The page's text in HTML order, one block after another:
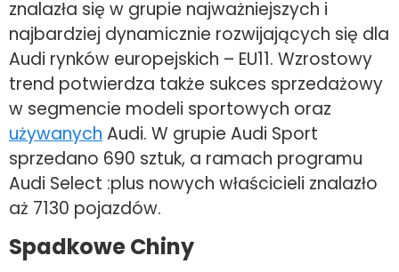
znalazła się w grupie najważniejszych i
najbardziej dynamicznie rozwijających się dla
Audi rynków europejskich – EU11. Wzrostowy
trend potwierdza także sukces sprzedażowy
w segmencie modeli sportowych oraz
używanych Audi. W grupie Audi Sport
sprzedano 690 sztuk, a ramach programu
Audi Select :plus nowych właścicieli znalazło
aż 7130 pojazdów.
Spadkowe Chiny